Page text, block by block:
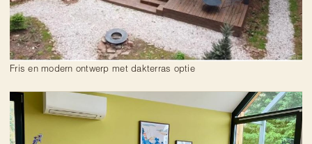
Fris en modern ontwerp met dakterras optie